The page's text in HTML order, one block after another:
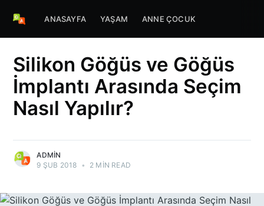
ANASAYFA YAŞAM ANNE ÇOCUK
Silikon Göğüs ve Göğüs
İmplantı Arasında Seçim
Nasıl Yapılır?
ADMIN
9 ŞUB 2018 • 2 MIN READ